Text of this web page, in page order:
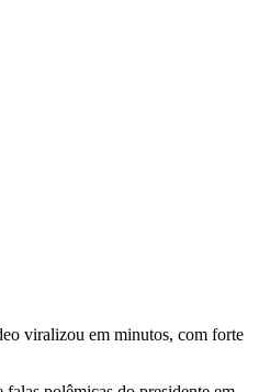
viralizou em minutos, com forte